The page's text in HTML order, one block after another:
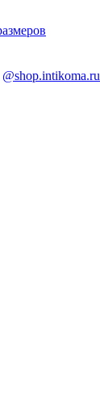
@shop.intikoma.ru